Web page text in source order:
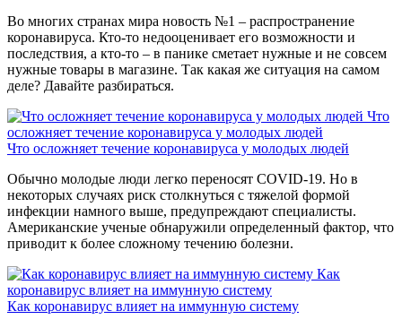
Во многих странах мира новость №1 – распространение
коронавируса. Кто-то недооценивает его возможности и
последствия, а кто-то – в панике сметает нужные и не совсем
нужные товары в магазине. Так какая же ситуация на самом
деле? Давайте разбираться.
Что
осложняет течение коронавируса у молодых людей
Что осложняет течение коронавируса у молодых людей
Обычно молодые люди легко переносят COVID-19. Но в
некоторых случаях риск столкнуться с тяжелой формой
инфекции намного выше, предупреждают специалисты.
Американские ученые обнаружили определенный фактор, что
приводит к более сложному течению болезни.
Как
коронавирус влияет на иммунную систему
Как коронавирус влияет на иммунную систему